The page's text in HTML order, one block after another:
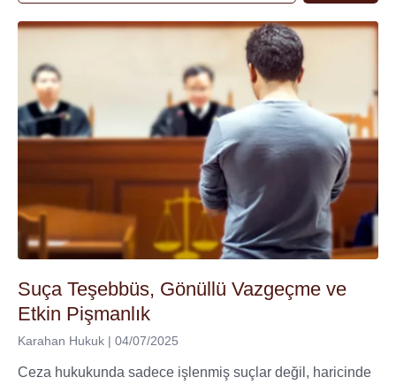
Suça Teşebbüs, Gönüllü Vazgeçme ve
Etkin Pişmanlık
Karahan Hukuk 04/07/2025
Ceza hukukunda sadece işlenmiş suçlar değil, haricinde